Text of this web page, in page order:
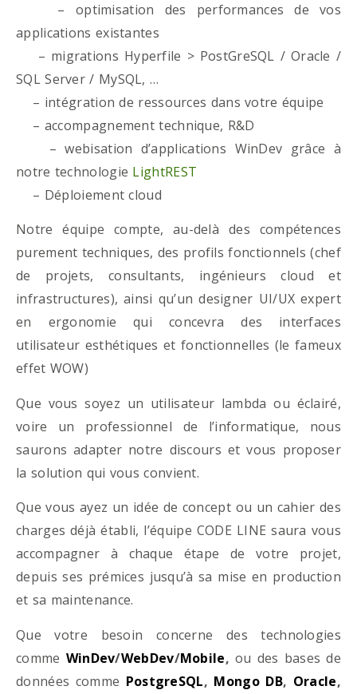
– optimisation des performances de vos
applications existantes
– migrations Hyperfile > PostGreSQL / Oracle /
SQL Server / MySQL, …
– intégration de ressources dans votre équipe
– accompagnement technique, R&D
– webisation d’applications WinDev grâce à
notre technologie LightREST
– Déploiement cloud
Notre équipe compte, au-delà des compétences
purement techniques, des profils fonctionnels (chef
de projets, consultants, ingénieurs cloud et
infrastructures), ainsi qu’un designer UI/UX expert
en ergonomie qui concevra des interfaces
utilisateur esthétiques et fonctionnelles (le fameux
effet WOW)
Que vous soyez un utilisateur lambda ou éclairé,
voire un professionnel de l’informatique, nous
saurons adapter notre discours et vous proposer
la solution qui vous convient.
Que vous ayez un idée de concept ou un cahier des
charges déjà établi, l’équipe CODE LINE saura vous
accompagner à chaque étape de votre projet,
depuis ses prémices jusqu’à sa mise en production
et sa maintenance.
Que votre besoin concerne des technologies
comme WinDev/WebDev/Mobile, ou des bases de
données comme PostgreSQL, Mongo DB, Oracle,